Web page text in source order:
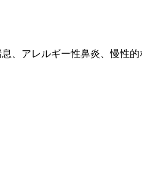
、アレルギー性鼻炎、慢性的